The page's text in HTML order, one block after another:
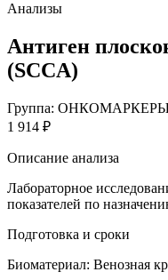
Анализы
Антиген
(SCCA)
Группа:
1 914 ₽
Описание анализа
Лабораторное
показателей по
Подготовка и сроки
Биоматериал: Венозная